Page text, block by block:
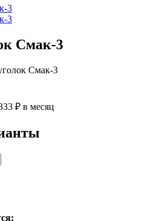
Смак-3
Смак-3
₽ в месяц